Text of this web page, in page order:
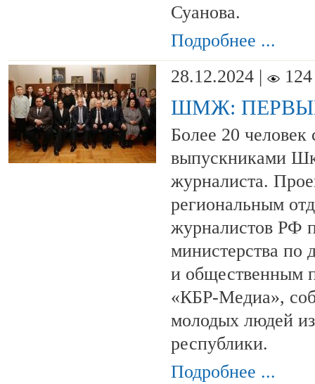
Суанова.
Подробнее ...
28.12.2024 |
124
ШМЖ:
Более 20
выпускниками
журналиста.
региональным
журналистов РФ
министерства по
и общественным
«КБР-Медиа»,
молодых людей
республики.
Подробнее ...